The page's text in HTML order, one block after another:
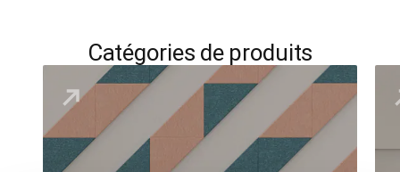
Catégories de produits